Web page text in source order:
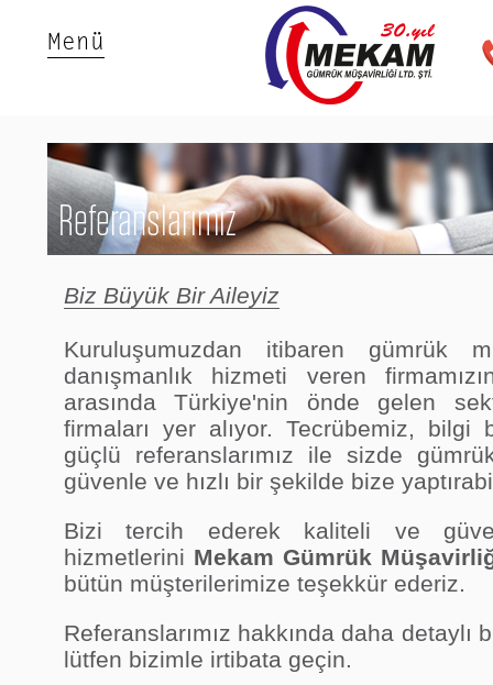
Menü
Referanslarımız
Biz Büyük Bir Aileyiz
Kuruluşumuzdan itibaren gümrük
danışmanlık hizmeti veren
arasında Türkiye'nin önde gelen
firmaları yer alıyor. Tecrübemiz, bilgi
güçlü referanslarımız ile sizde
güvenle ve hızlı bir şekilde bize
Bizi tercih ederek kaliteli ve
hizmetlerini Mekam Gümrük
bütün müşterilerimize teşekkür ederiz.
Referanslarımız hakkında daha detaylı
lütfen bizimle irtibata geçin.